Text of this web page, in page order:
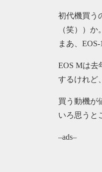
初代機買う
（笑））か。
まあ、
EOS Mは去
するけれど
買う動機が
いろ思うと
–ads–